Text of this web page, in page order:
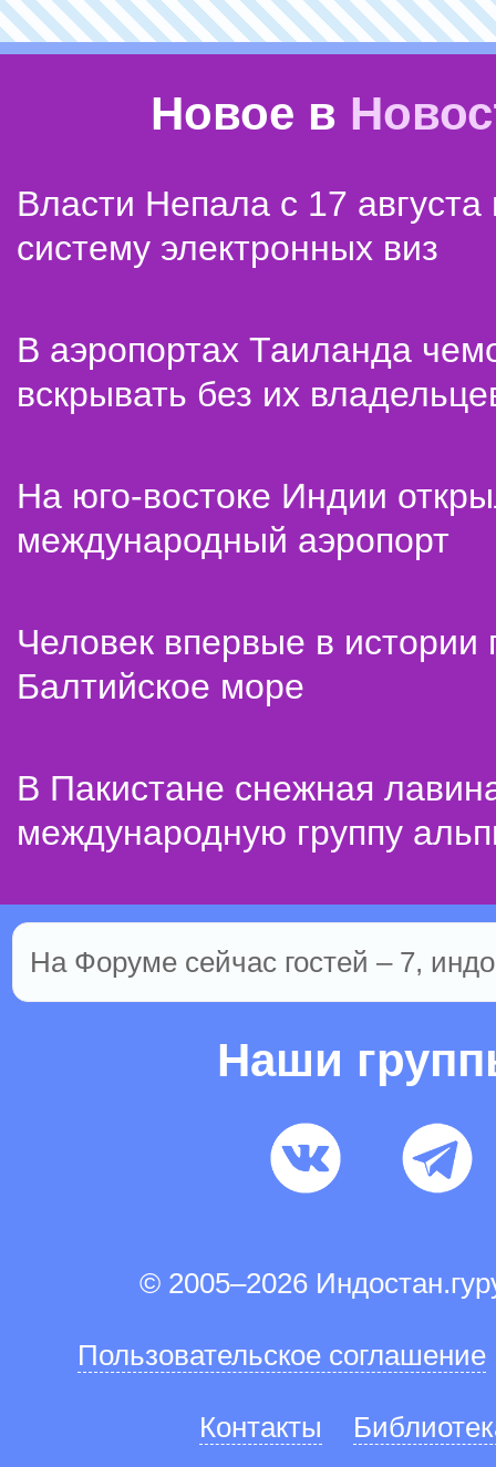
Новое в
Власти Непала с 17 августа
систему электронных виз
В аэропортах Таиланда
вскрывать без их
На юго-востоке Индии
международный аэропорт
Человек впервые в истории
Балтийское море
В Пакистане снежная
международную группу
На Форуме сейчас гостей – 7,
Наши
© 2005–2026
Пользовательское соглашение
Контакты